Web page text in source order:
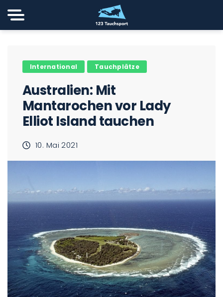
International Tauchplätze
Australien: Mit
Mantarochen vor Lady
Elliot Island tauchen
10. Mai 2021